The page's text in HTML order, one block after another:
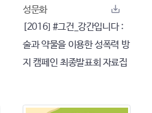
성문화
[2016] #그건_강간입니다 :
술과 약물을 이용한 성폭력 방
지 캠페인 최종발표회 자료집